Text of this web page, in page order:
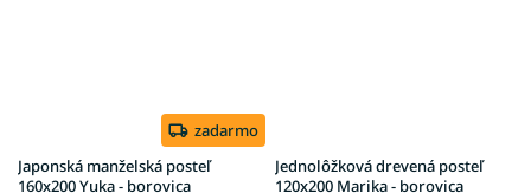
zadarmo
Japonská manželská posteľ
160x200 Yuka - borovica
Jednolôžková drevená posteľ
120x200 Marika - borovica